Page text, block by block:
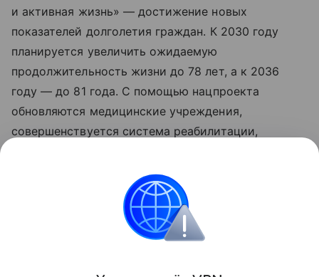
и активная жизнь» — достижение новых
показателей долголетия граждан. К 2030 году
планируется увеличить ожидаемую
продолжительность жизни до 78 лет, а к 2036
году — до 81 года. С помощью нацпроекта
обновляются медицинские учреждения,
совершенствуется система реабилитации,
исследовательских центров, идет работа
по цифровизации здравоохранения. Обновленные
нацпроекты реализуются по решению
Президента РФ Владимира Путина с 2025 года.